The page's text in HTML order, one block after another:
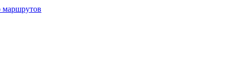
маршрутов